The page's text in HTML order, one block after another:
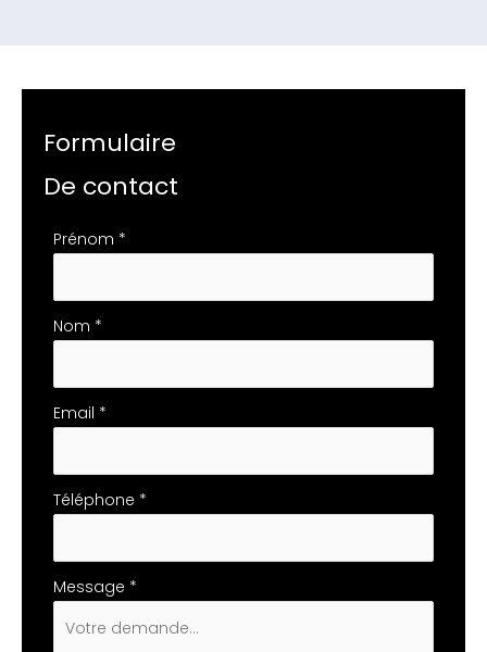
Formulaire
De contact
Formulaire
avec
téléphone
Prénom *
Nom *
Email *
Téléphone *
Message *